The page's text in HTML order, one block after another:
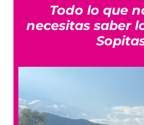
Todo lo que
necesitas saber